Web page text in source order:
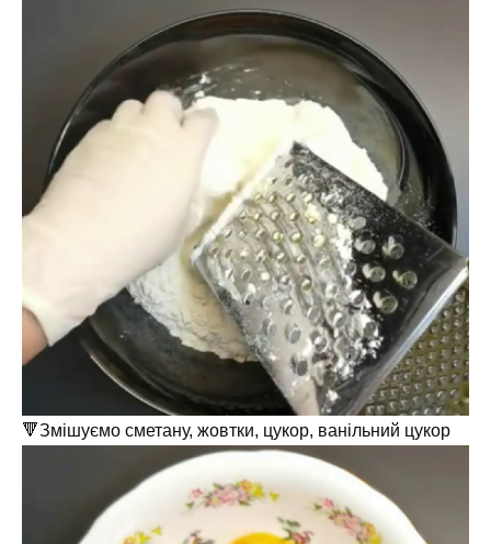
🔻Змішуємо сметану, жовтки, цукор, ванільний цукор